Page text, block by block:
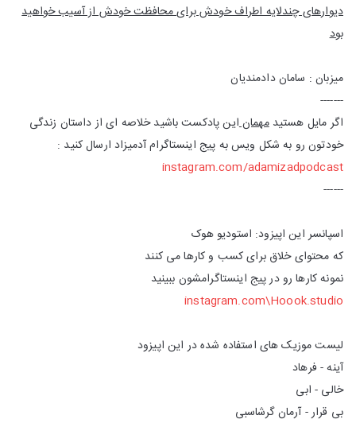
دیوارهای چندلایه اطراف خودش برای محافظت خودش از آسیب خواهید
بود
میزبان : سامان دادمندیان
-------
اگر مایل هستیدمهماناین پادکست باشید خلاصه ای از داستان زندگی
خودتون رو به شکل ویس به پیج اینستاگرام آدمیزاد ارسال کنید :
instagram.com/adamizadpodcast
------
اسپانسر این اپیزود: استودیو هوک
که محتوای خلاق برای کسب و کارها می کنند
نمونه کارها رو در پیج اینستاگرامشون ببینید
instagram.com\Hoook.studio
لیست موزیک های استفاده شده در این اپیزود
آینه - فرهاد
خالی - ابی
بی قرار - آرمان گرشاسبی